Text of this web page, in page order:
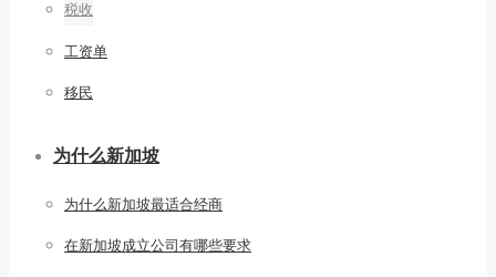
税收
工资单
移民
为什么新加坡
为什么新加坡最适合经商
在新加坡成立公司有哪些要求